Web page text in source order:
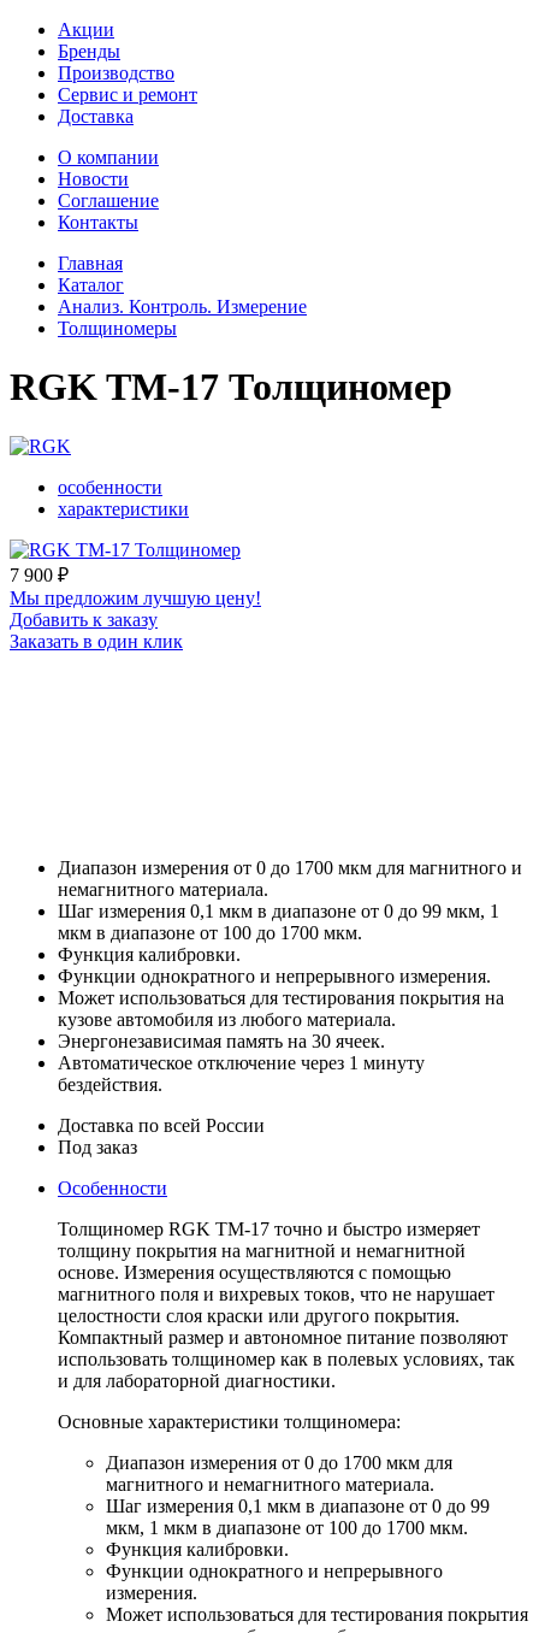
Акции
Бренды
Производство
Сервис и ремонт
Доставка
О компании
Новости
Соглашение
Контакты
Главная
Каталог
Анализ. Контроль. Измерение
Толщиномеры
RGK TM-17 Толщиномер
особенности
характеристики
7 900 ₽
Мы предложим лучшую цену!
Добавить к заказу
Заказать в один клик
Диапазон измерения от 0 до 1700 мкм для магнитного и
немагнитного материала.
Шаг измерения 0,1 мкм в диапазоне от 0 до 99 мкм, 1
мкм в диапазоне от 100 до 1700 мкм.
Функция калибровки.
Функции однократного и непрерывного измерения.
Может использоваться для тестирования покрытия на
кузове автомобиля из любого материала.
Энергонезависимая память на 30 ячеек.
Автоматическое отключение через 1 минуту
бездействия.
Доставка по всей России
Под заказ
Особенности
Толщиномер RGK TM-17 точно и быстро измеряет
толщину покрытия на магнитной и немагнитной
основе. Измерения осуществляются с помощью
магнитного поля и вихревых токов, что не нарушает
целостности слоя краски или другого покрытия.
Компактный размер и автономное питание позволяют
использовать толщиномер как в полевых условиях, так
и для лабораторной диагностики.
Основные характеристики толщиномера:
Диапазон измерения от 0 до 1700 мкм для
магнитного и немагнитного материала.
Шаг измерения 0,1 мкм в диапазоне от 0 до 99
мкм, 1 мкм в диапазоне от 100 до 1700 мкм.
Функция калибровки.
Функции однократного и непрерывного
измерения.
Может использоваться для тестирования покрытия